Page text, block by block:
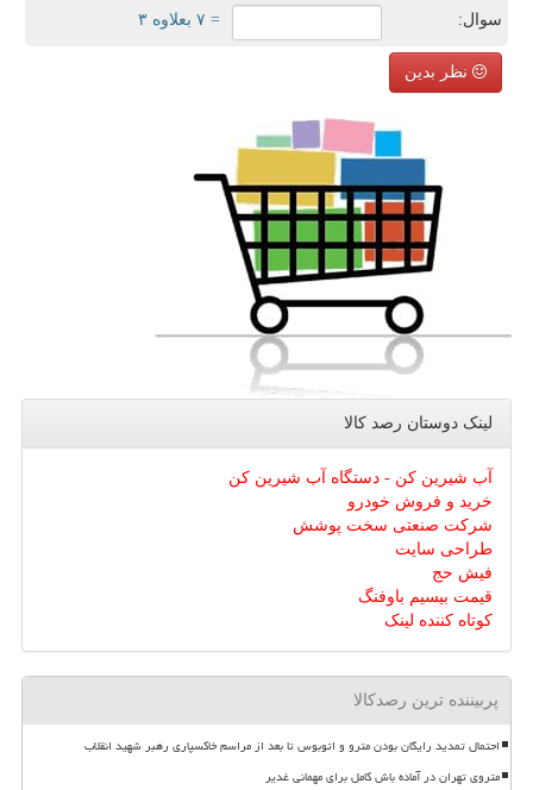
سوال: = ۷ بعلاوه ۳
نظر بدین
لینک دوستان رصد كالا
آب شیرین کن - دستگاه آب شیرین کن
خرید و فروش خودرو
شرکت صنعتی سخت پوشش
طراحی سایت
فیش حج
قیمت بیسیم باوفنگ
کوتاه کننده لینک
پربیننده ترین رصدکالا
احتمال تمدید رایگان بودن مترو و اتوبوس تا بعد از مراسم خاکسپاری رهبر شهید انقلاب
متروی تهران در آماده باش کامل برای مهمانی غدیر